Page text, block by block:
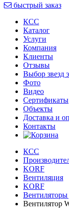
быстрый заказ
КСС
Каталог
Услуги
Компания
Клиенты
Oтзывы
Выбор звезд
Фото
Видео
Сертификаты
Объекты
Доставка и
Контакты
КСС
KORF
Вентиляция
KORF
Вентиляторы
Вентилятор